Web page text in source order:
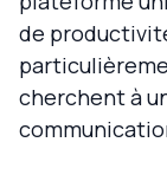
de
cherchent à